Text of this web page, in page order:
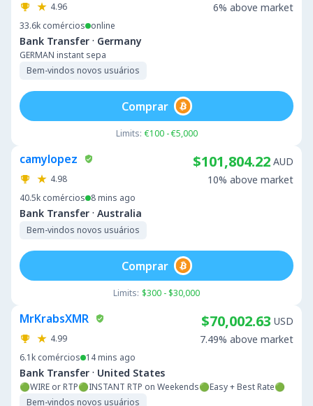
4.96
33.6k comércios online
Bank Transfer · Germany
GERMAN instant sepa
Bem-vindos novos usuários
6% above market
Limits: €100 - €5,000
Comprar
camylopez
4.98
40.5k comércios 8 mins ago
Bank Transfer · Australia
Bem-vindos novos usuários
$101,804.22 AUD
10% above market
Limits: $300 - $30,000
Comprar
MrKrabsXMR
4.99
6.1k comércios 14 mins ago
Bank Transfer · United States
🟢WIRE or RTP🟢INSTANT RTP on Weekends🟢Easy + Best Rate🟢
Bem-vindos novos usuários
$70,002.63 USD
7.49% above market